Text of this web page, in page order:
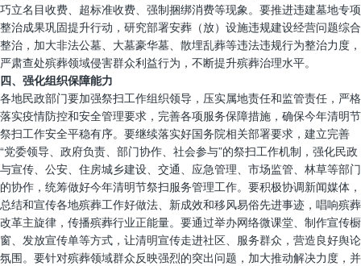
巧立名目收费、超标准收费、强制捆绑消费等现象。要推进违建墓地专项
整治成果巩固提升行动，研究部署安葬（放）设施违规建设经营问题综合
整治，加大非法公墓、大墓豪华墓、散埋乱葬等违法违规行为整治力度，
严肃查处殡葬领域侵害群众利益行为，不断提升殡葬治理水平。
四、强化组织保障能力
各地民政部门要加强祭扫工作组织领导，压实属地责任和监管责任，严格
落实疫情防控和安全管理要求，完善各项服务保障措施，确保今年清明节
祭扫工作安全平稳有序。要继续落实好国务院相关部署要求，建立完善
“党委领导、政府负责、部门协作、社会参与”的祭扫工作机制，强化民政
与宣传、公安、住房城乡建设、交通、应急管理、市场监管、林草等部门
的协作，统筹做好今年清明节祭扫服务管理工作。要积极协调新闻媒体，
总结和宣传各地殡葬工作好做法、新成效和移风易俗先进事迹，唱响殡葬
改革主旋律，传播殡葬行业正能量。要通过举办网络微课堂、制作宣传橱
窗、发放宣传单等方式，让清明宣传走进社区、服务群众，营造良好舆论
氛围。要针对殡葬领域群众反映强烈的突出问题，加大推动解决力度，并